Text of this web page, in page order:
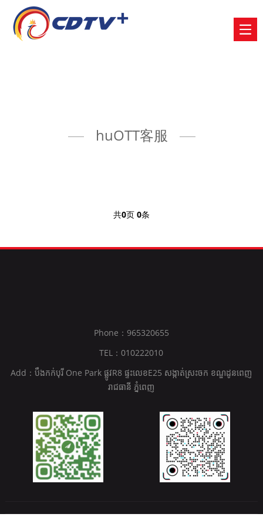
huOTT客服
共0页 0条
Phone：965320655
TEL：010222010
Add：បឹងកក់បុរី One Park ផ្លូវR8 ផ្ទះលេខE25 សង្កាត់ស្រះចក ខណ្ឌដូនពេញ
រាជធានី ភ្នំពេញ